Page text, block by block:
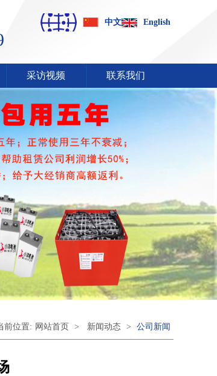
中文 English
采访视频 联系我们
前位置: 网站首页 > 新闻动态 > 公司新闻